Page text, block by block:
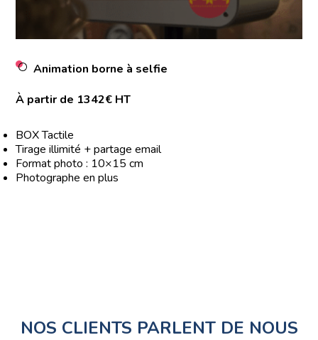
Animation borne à selfie
À partir de 1342€ HT
BOX Tactile
Tirage illimité + partage email
Format photo : 10×15 cm
Photographe en plus
NOS CLIENTS PARLENT DE NOUS